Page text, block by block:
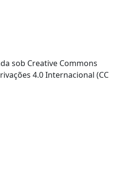
sob Creative Commons
4.0 Internacional (CC